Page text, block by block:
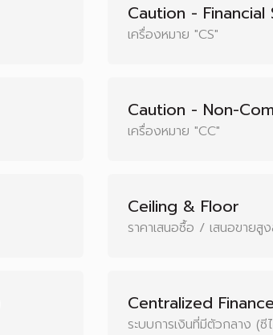
Caution -
เครื่องหมาย "CS"
Caution - Non-
เครื่องหมาย "CC"
Ceiling & Floor
ราคาเสนอซื้อ / เสนอขายสู
Centralized
ระบบการเงินที่่มีตัวกลาง (ซี